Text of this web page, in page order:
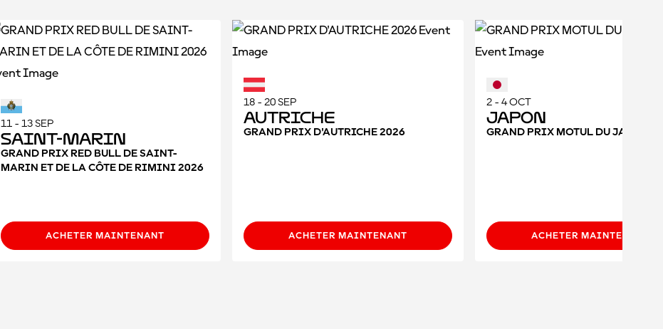
11 - 13 SEP
Saint-Marin
GRAND PRIX RED BULL DE SAINT-
MARIN ET DE LA CÔTE DE RIMINI 2026
ACHETER MAINTENANT
18 - 20 SEP
Autriche
GRAND PRIX D'AUTRICHE 2026
ACHETER MAINTENANT
2 - 4 OCT
Japon
GRAND PRIX MOTUL DU JAPON
ACHETER MAINTENANT